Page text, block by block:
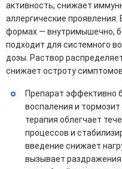
активность, снижает
аллергические
формах — внутримышечно,
подходит для системного
дозы. Раствор
снижает остроту
Препарат эффективно
воспаления и
терапия облегчает
процессов и
введение снижает
вызывает